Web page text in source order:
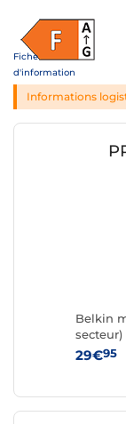
Fiche
d'information
Informations
Belkin
secteur)
29€95